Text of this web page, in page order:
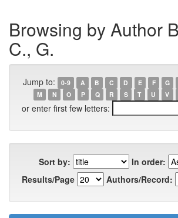
Browsing by Author
C., G.
Jump to: 0-9 A B C D E F G
M
N O P Q R S T U V
or enter first few letters:
Sort by:
In order:
Results/Page
Authors/Record: